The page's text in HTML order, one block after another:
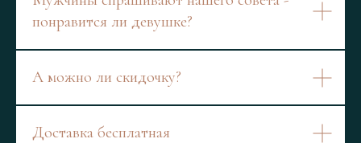
понравится ли девушке?
А можно ли скидочку?
Доставка бесплатная